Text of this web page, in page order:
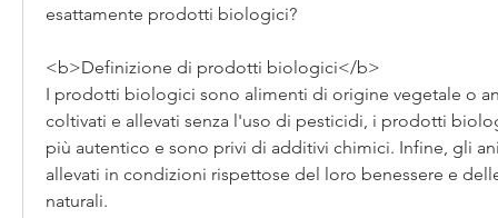
esattamente prodotti biologici?
<b>Definizione di prodotti biologici</b>
I prodotti biologici sono alimenti di origine vegetale o
coltivati e allevati senza l'uso di pesticidi, i prodotti
più autentico e sono privi di additivi chimici. Infine, gli
allevati in condizioni rispettose del loro benessere e
naturali.